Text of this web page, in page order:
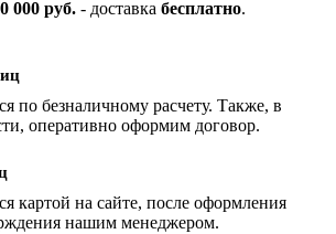
000 руб. - доставка бесплатно.
по безналичному расчету. Также, в
оперативно оформим договор.
картой на сайте, после оформления
нашим менеджером.